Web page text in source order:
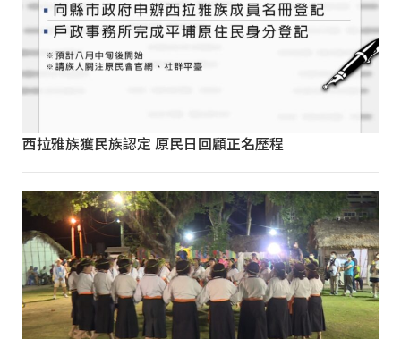
西拉雅族獲民族認定 原民日回顧正名歷程